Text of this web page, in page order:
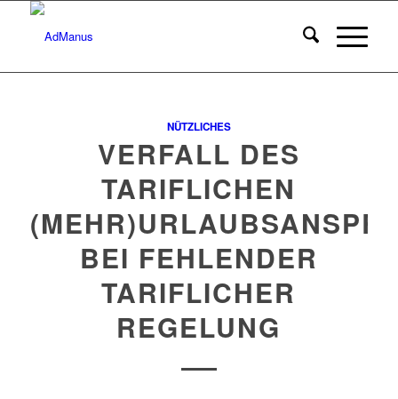
NÜTZLICHES
VERFALL DES
TARIFLICHEN
BEI FEHLENDER
TARIFLICHER
REGELUNG